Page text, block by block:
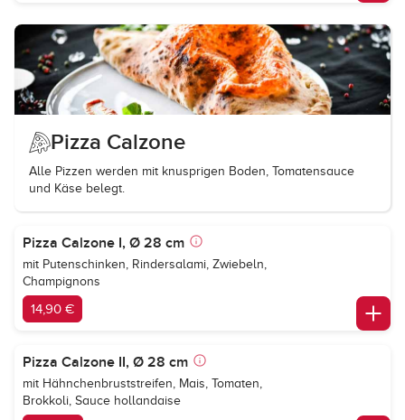
Pizza Calzone
Alle Pizzen werden mit knusprigen Boden, Tomatensauce
und Käse belegt.
Pizza Calzone I, Ø 28 cm
mit Putenschinken, Rindersalami, Zwiebeln,
Champignons
14,90 €
Pizza Calzone II, Ø 28 cm
mit Hähnchenbruststreifen, Mais, Tomaten,
Brokkoli, Sauce hollandaise